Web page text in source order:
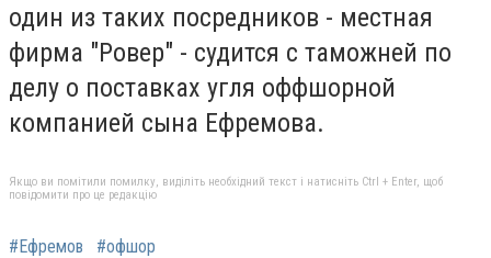
один из таких посредников - местная
фирма "Ровер" - судится с таможней по
делу о поставках угля оффшорной
компанией сына Ефремова.
Якщо ви помітили помилку, виділіть необхідний текст і натисніть Ctrl + Enter, щоб
повідомити про це редакцію
#Ефремов #офшор